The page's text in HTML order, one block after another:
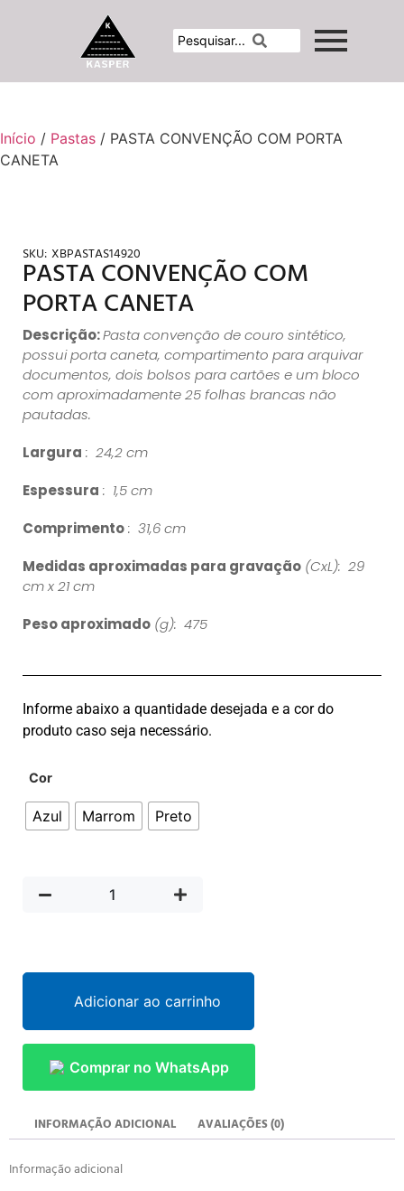
Início / Pastas / PASTA CONVENÇÃO COM PORTA
CANETA
SKU: XBPASTAS14920
PASTA CONVENÇÃO COM
PORTA CANETA
Descrição:Pasta convenção de couro sintético,
possui porta caneta, compartimento para arquivar
documentos, dois bolsos para cartões e um bloco
com aproximadamente 25 folhas brancas não
pautadas.
Largura : 24,2 cm
Espessura : 1,5 cm
Comprimento: 31,6 cm
Medidas aproximadas para gravação (CxL): 29
cm x 21 cm
Peso aproximado (g): 475
Informe abaixo a quantidade desejada e a cor do
produto caso seja necessário.
Cor
Azul Marrom Preto
Adicionar ao carrinho
Comprar no WhatsApp
INFORMAÇÃO ADICIONAL AVALIAÇÕES (0)
Informação adicional